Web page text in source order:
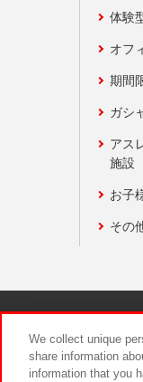
体験
オフ
期間
ガシ
アス
施設
お子
その
We collect unique
share information
information that you